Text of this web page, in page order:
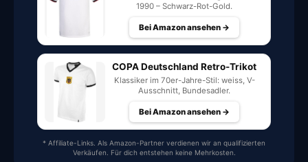
1990 – Schwarz-Rot-Gold.
Bei Amazon ansehen →
COPA Deutschland Retro-Trikot
Klassiker im 70er-Jahre-Stil: weiss, V-
Ausschnitt, Bundesadler.
Bei Amazon ansehen →
* Affiliate-Links. Als Amazon-Partner verdienen wir an qualifizierten
Verkäufen. Für dich entstehen keine Mehrkosten.